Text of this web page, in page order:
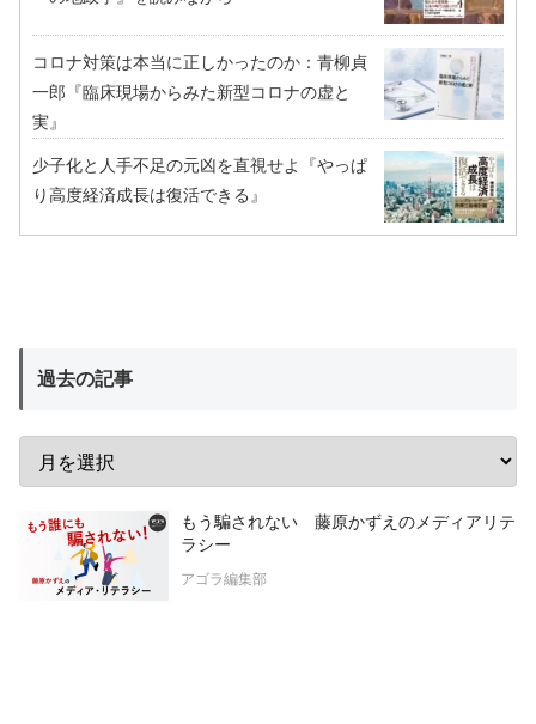
コロナ対策は本当に正しかったのか：青柳貞
一郎『臨床現場からみた新型コロナの虚と
実』
少子化と人手不足の元凶を直視せよ『やっぱ
り高度経済成長は復活できる』
過去の記事
もう騙されない 藤原かずえのメディアリテ
ラシー
アゴラ編集部